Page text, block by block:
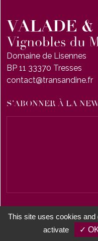
Domaine de Lisennes
BP 11 33370 Tresses
contact@transandine.fr
S’ABONNER À LA
d'alcool est dangereux pour la santé
This site uses cookies
activate
✓